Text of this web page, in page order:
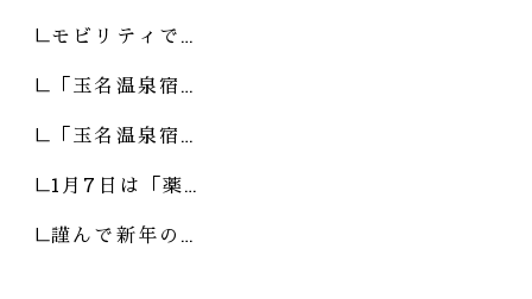
モビリティで…
「玉名温泉宿…
「玉名温泉宿…
1月7日は「薬…
謹んで新年の…